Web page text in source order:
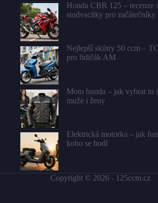
Honda CBR 125 – recenze
stodvacítky pro začátečníky
Nejlepší skútry 50 ccm –
pro řidičák AM
Moto bunda – jak vybrat tu
muže i ženy
Elektrická motorka – jak
koho se hodí
Copyright © 2026 - 125ccm.cz